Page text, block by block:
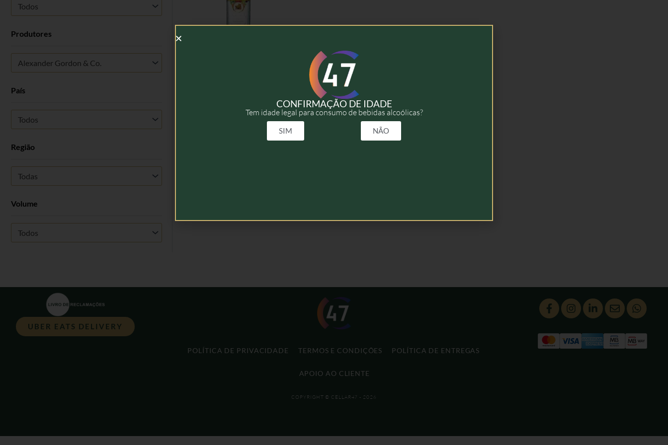
Todos
Produtores
Alexander Gordon & Co.
País
Todos
Região
Todas
Volume
Todos
Adicionar
POLÍTICA DE PRIVACIDADE TERMOS E CONDIÇÕES POLÍTICA DE ENTREGAS
APOIO AO CLIENTE
COPYRIGHT © CELLAR47 - 2026
UBER EATS DELIVERY
CONFIRMAÇÃO DE IDADE
Tem idade legal para consumo de bebidas alcoólicas?
SIM NÃO